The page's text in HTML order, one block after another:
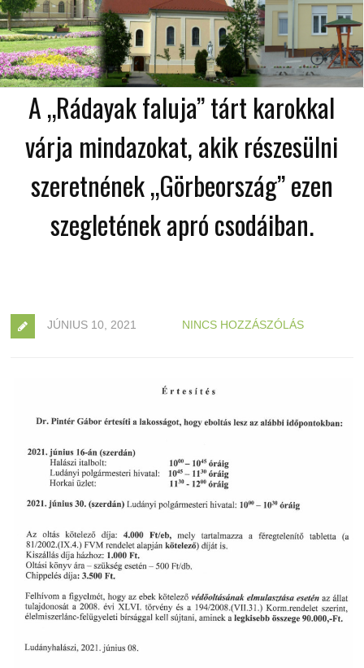
A „Rádayak faluja” tárt karokkal
várja mindazokat, akik részesülni
szeretnének „Görbeország” ezen
szegletének apró csodáiban.
JÚNIUS 10, 2021 NINCS HOZZÁSZÓLÁS